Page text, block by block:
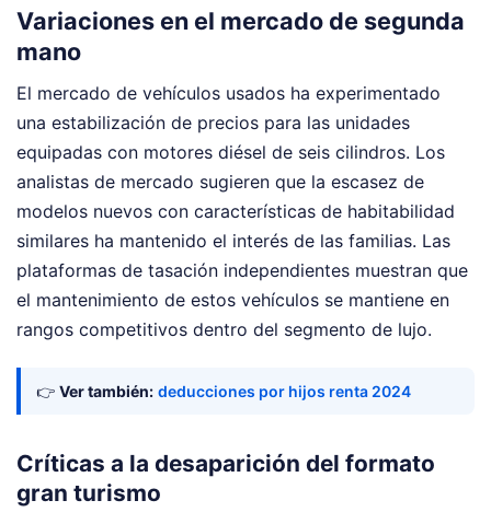
Variaciones en el mercado de segunda
mano
El mercado de vehículos usados ha experimentado
una estabilización de precios para las unidades
equipadas con motores diésel de seis cilindros. Los
analistas de mercado sugieren que la escasez de
modelos nuevos con características de habitabilidad
similares ha mantenido el interés de las familias. Las
plataformas de tasación independientes muestran que
el mantenimiento de estos vehículos se mantiene en
rangos competitivos dentro del segmento de lujo.
👉 Ver también: deducciones por hijos renta 2024
Críticas a la desaparición del formato
gran turismo